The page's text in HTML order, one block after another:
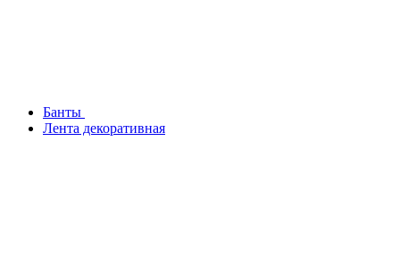
Банты
Лента декоративная